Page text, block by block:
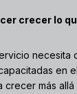
crecer lo
necesita
en
más allá